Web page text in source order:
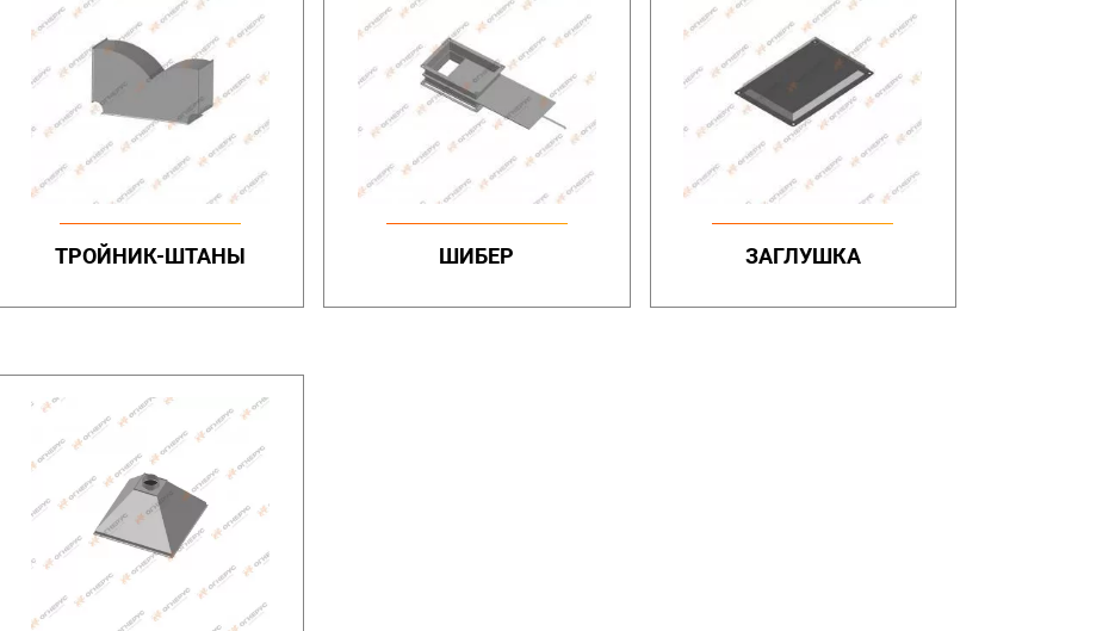
ТРОЙНИК-ШТАНЫ ШИБЕР ЗАГЛУШКА